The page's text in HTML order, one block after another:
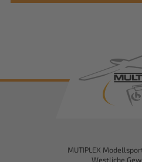
MUTIPLEX
Westliche